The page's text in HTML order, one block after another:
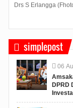
Drs S Erlangga
simplepost
06
DPRD